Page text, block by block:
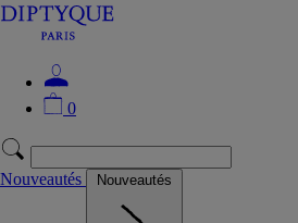
0
Nouveautés Nouveautés